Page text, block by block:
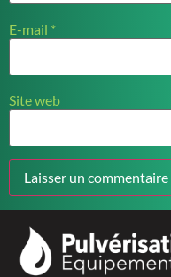
E-mail *
Site web